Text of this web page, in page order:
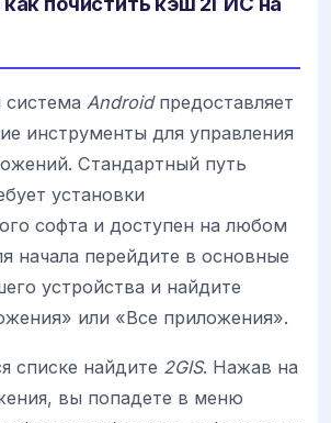
Androidпредоставляет
инструменты для управления
Стандартный путь
установки
софта и доступен на любом
начала перейдите в основные
устройства и найдите
или «Все приложения».
списке найдите 2GIS. Нажав на
вы попадете в меню